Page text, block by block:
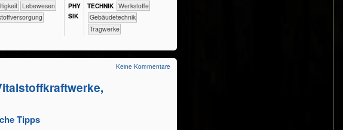
​​​​​​​​​Lebewesen
PHY​
SIK
TECH​NIK ​​​​​​​​​Werkstoffe
​​​​​Gebäudetechnik
​​​​​Tragwerke
Tipps
Keine Kommentare